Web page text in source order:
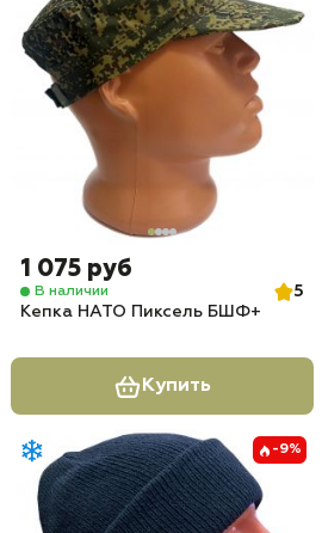
1 075 руб
В наличии
5
Кепка НАТО Пиксель БШФ+
Купить
-9%